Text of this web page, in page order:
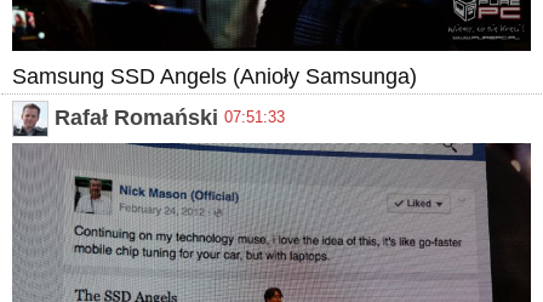
Samsung SSD Angels (Anioły Samsunga)
Rafał Romański 07:51:33